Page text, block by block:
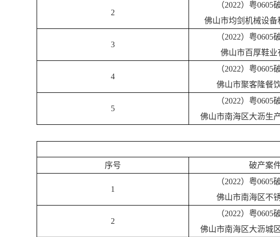
2
（2022）粤0605
佛山市均剑机械设备
3
（2022）粤0605
佛山市百厚鞋业
4
（2022）粤0605
佛山市聚客隆餐
5
（2022）粤0605
佛山市南海区大沥生
序号 破产案
1
（2022）粤0605
佛山市南海区不
2
（2022）粤0605
佛山市南海区大沥城